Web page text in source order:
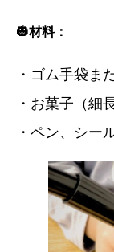
🎃材料：
・ゴム手袋ま
・お菓子（細
・ペン、シー